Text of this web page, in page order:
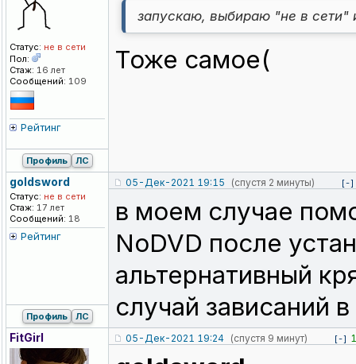
Статус: не в сети
Пол:
Стаж: 16 лет
Сообщений: 109
Рейтинг
запускаю, выбираю "не в сети"
Тоже самое(
Профиль ЛС
goldsword
Статус: не в сети
Стаж: 17 лет
Сообщений: 18
Рейтинг
05-Дек-2021 19:15 (спустя 2 минуты) [-]
в моем случае
NoDVD после
альтернативный
случай зависаний
Профиль ЛС
FitGirl 05-Дек-2021 19:24 (спустя 9 минут) [-]